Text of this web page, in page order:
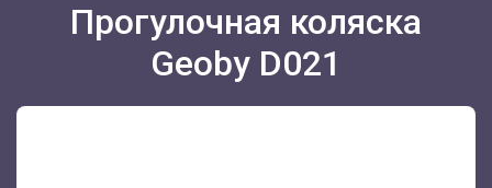
Прогулочная коляска
Geoby D021